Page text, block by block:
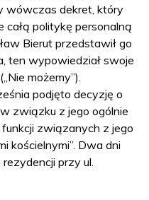
wówczas dekret, który
całą politykę personalną
Bierut przedstawił go
ten wypowiedział swoje
możemy”).
podjęto decyzję o
związku z jego ogólnie
związanych z jego
kościelnymi”. Dwa dni
przy ul.